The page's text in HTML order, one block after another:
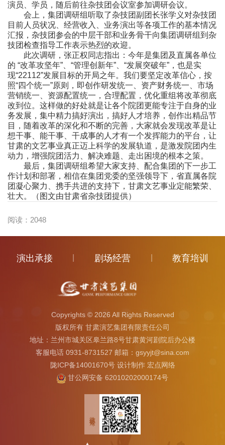
演员、学员，随后前往杂技团会议室参加调研会议。
会上，集团调研组听取了杂技团副团长张学义对杂技团
目前人员状况、经营收入、业务演出等各项工作的基本情况
汇报，杂技团参会的中层干部和业务骨干向集团调研组到杂
技团检查指导工作表示热烈的欢迎。
此次调研，张正权同志指出：今年是集团及直属各单位
的 “改革攻坚年”、“管理创新年”、“发展突破年”，也是实
现“22112”发展目标的开局之年。我们要坚定改革信心，按
照“四个统一”原则，即创作研发统一、资产财务统一、市场
营销统一、资源配置统一，合理配置，优化重组将改革彻底
改到位。这样做的好处就是让各个院团更能专注于自身的业
务发展，集中精力搞好演出，搞好人才培养，创作出精品节
目，随着改革的深化和不断的完善，大家就会发现改革是让
想干事、能干事、干成事的人才有一个发挥能力的平台，让
甘肃的文艺事业真正迈上科学的发展轨道，是激发院团内生
动力，增强院团活力、解决难题、走出困境的根本之策。
最后，集团调研组希望大家支持、配合集团的下一步工
作计划和部署，相信在集团党委的坚强领导下，省直属各院
团凝心聚力、携手共进的支持下，甘肃文艺事业定能繁荣、
壮大。（图文由甘肃省杂技团提供）
阅读： 2048
演出承接 剧场经营 教育培训
Copyrights © 2026 All Rights Reserved
版权所有 甘肃演艺集团有限责任公司
地址：兰州市城关区皋兰路8号甘肃黄河剧院后办公楼
客服电话 0931-8731527 邮箱：gsyyjt@sina.com
陇ICP备14001670号设计制作 宏点网络
甘公网安备 62010202000174号